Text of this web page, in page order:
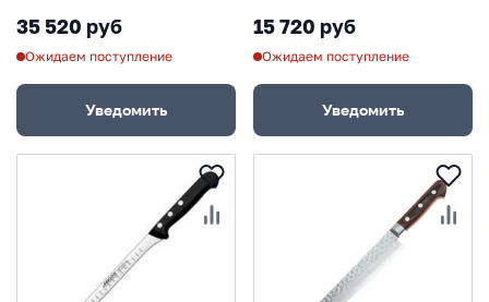
35 520 руб
Ожидаем поступление
Уведомить
15 720 руб
Ожидаем поступление
Уведомить